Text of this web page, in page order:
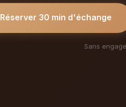
Réserver 30 min d'échange
Sans